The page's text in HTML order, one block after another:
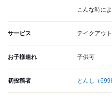
こんな時に
サービス テイクアウト
お子様連れ 子供可
初投稿者 とんし （